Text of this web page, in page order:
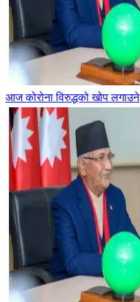
आज कोरोना विरुद्धको खोप लगाउने